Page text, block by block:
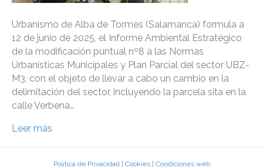
Urbanismo de Alba de Tormes (Salamanca) formula a
12 de junio de 2025, el Informe Ambiental Estratégico
de la modificación puntual nº8 a las Normas
Urbanísticas Municipales y Plan Parcial del sector UBZ-
M3, con el objeto de llevar a cabo un cambio en la
delimitación del sector, incluyendo la parcela sita en la
calle Verbena…
Leer más
Política de Privacidad| Cookies| Condiciones web